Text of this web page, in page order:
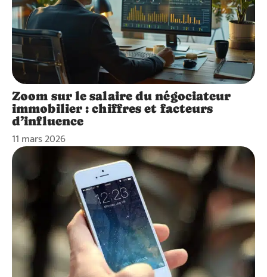
Zoom sur le salaire du négociateur
immobilier : chiffres et facteurs
d’influence
11 mars 2026